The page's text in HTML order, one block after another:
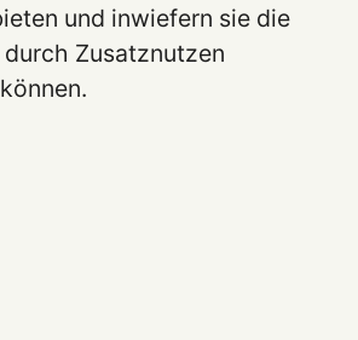
und inwiefern sie die
Zusatznutzen